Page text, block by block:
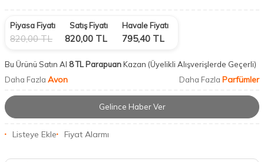
Piyasa Fiyatı
820,00TL
Satış Fiyatı
820,00 TL
Havale Fiyatı
795,40 TL
Bu Ürünü Satın Al 8 TL ParapuanKazan (Üyelikli Alışverişlerde Geçerli)
Daha Fazla Avon Daha Fazla Parfümler
Gelince Haber Ver
Listeye Ekle Fiyat Alarmı